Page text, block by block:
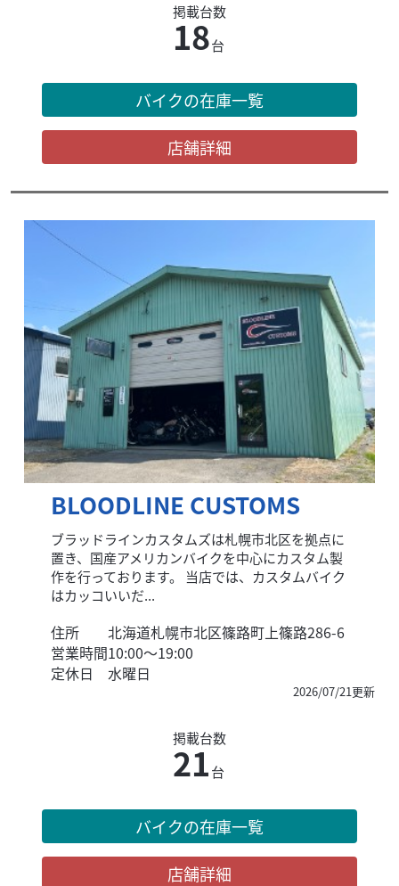
掲載台数
18台
バイクの在庫一覧
店舗詳細
BLOODLINE CUSTOMS
ブラッドラインカスタムズは札幌市北区を拠点に
置き、国産アメリカンバイクを中心にカスタム製
作を行っております。 当店では、カスタムバイク
はカッコいいだ...
住所
北海道札幌市北区篠路町上篠路286-6
営業時間10:00～19:00
定休日
水曜日
2026/07/21更新
掲載台数
21台
バイクの在庫一覧
店舗詳細